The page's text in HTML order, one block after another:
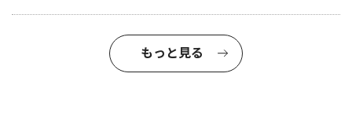
もっと見る